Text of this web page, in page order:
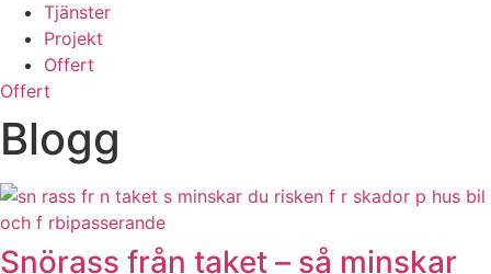
Tjänster
Projekt
Offert
Offert
Blogg
Snörass från taket – så minskar